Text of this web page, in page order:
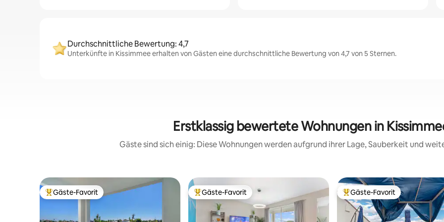
Durchschnittliche Bewertung: 4,7
Unterkünfte in Kissimmee erhalten von Gästen eine durchschnittliche Bewertung von 4,7 von 5 Sternen.
Erstklassig bewertete Wohnungen in
Gäste sind sich einig: Diese Wohnungen werden aufgrund ihrer Lage, Sauberkeit und
Beliebter Gäste-Favorit.
Gäste-Favorit Beliebter Gäste-Favorit.
Gäste-Favorit Beliebter Gäste-Favorit.
Gäste-Favorit